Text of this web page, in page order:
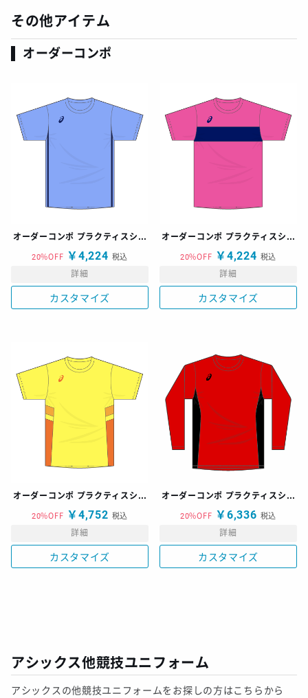
その他アイテム
オーダーコンポ
オーダーコンポ プラクティスシャツ
20%OFF ￥4,224 税込
詳細
カスタマイズ
オーダーコンポ プラクティスシャツ
20%OFF ￥4,224 税込
詳細
カスタマイズ
オーダーコンポ プラクティスシャツ
20%OFF ￥4,752 税込
詳細
カスタマイズ
オーダーコンポ プラクティスシャツ
20%OFF ￥6,336 税込
詳細
カスタマイズ
アシックス他競技ユニフォーム
アシックスの他競技ユニフォームをお探しの方はこちらから